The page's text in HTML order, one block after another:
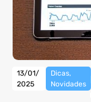
13/01/
2025
Dicas,
Novidades